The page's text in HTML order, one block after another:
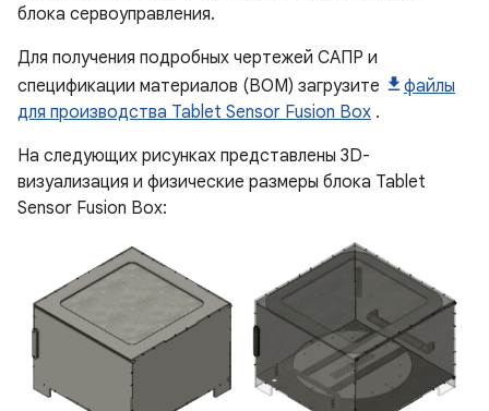
блока сервоуправления.
Для получения подробных чертежей САПР и
спецификации материалов (BOM) загрузите
файлы
для производства Tablet Sensor Fusion Box .
На следующих рисунках представлены 3D-
визуализация и физические размеры блока Tablet
Sensor Fusion Box: